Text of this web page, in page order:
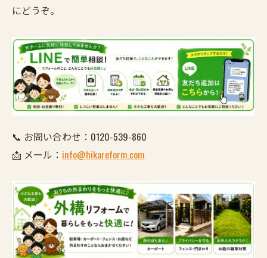
にどうぞ。
📞 お問い合わせ：0120-539-860
📩 メール： info@hikareform.com